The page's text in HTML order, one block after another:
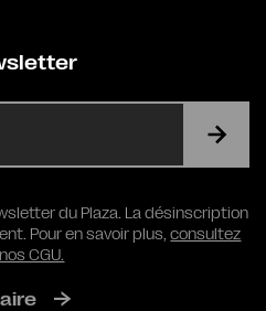
RGPDdu Plaza. La désinscription
Pour en savoir plus,consultez
nos CGU.